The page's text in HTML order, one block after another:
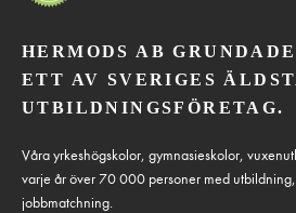
HERMODS AB
ETT AV SVERIGES
UTBILDNINGSFÖRETAG.
Våra yrkeshögskolor, gymnasieskolor,
varje år över 70 000 personer med
jobbmatchning.